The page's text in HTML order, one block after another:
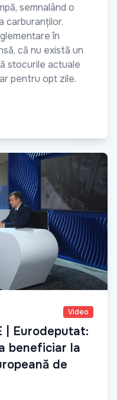
semnalând o
carburanților.
în
că nu există un
stocurile actuale
pentru opt zile.
Video
| Eurodeputat:
beneficiar la
de